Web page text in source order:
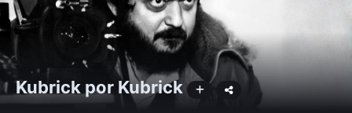
Kubrick por Kubrick